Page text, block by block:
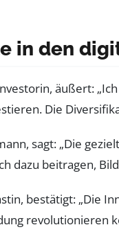
in den
äußert:
Die
sagt: „Die
dazu beitragen,
bestätigt: „Die
revolutionieren